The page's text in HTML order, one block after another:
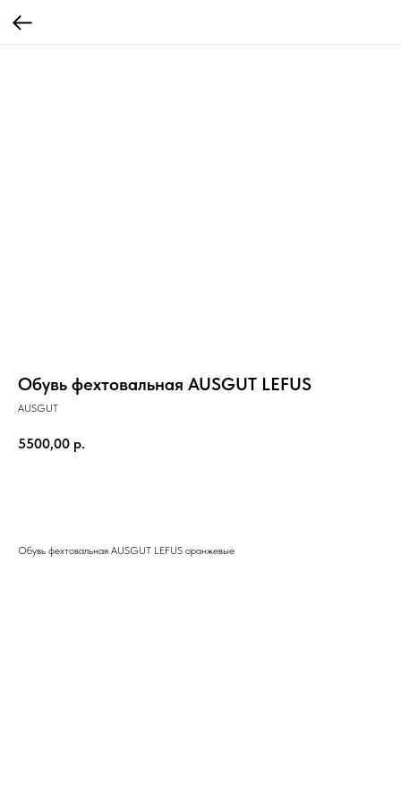
Обувь фехтовальная AUSGUT LEFUS
AUSGUT
5500,00 р.
Обувь фехтовальная AUSGUT LEFUS оранжевые